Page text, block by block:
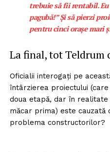
trebuie să fii rentabil.
pagubă!” Și să pierzi
pentru cinci orașe mari
La final, tot Teldrum
Oficialii interogați pe
întârzierea proiectului
doua etapă, dar în
măcar prima) este
problema constructorilor?